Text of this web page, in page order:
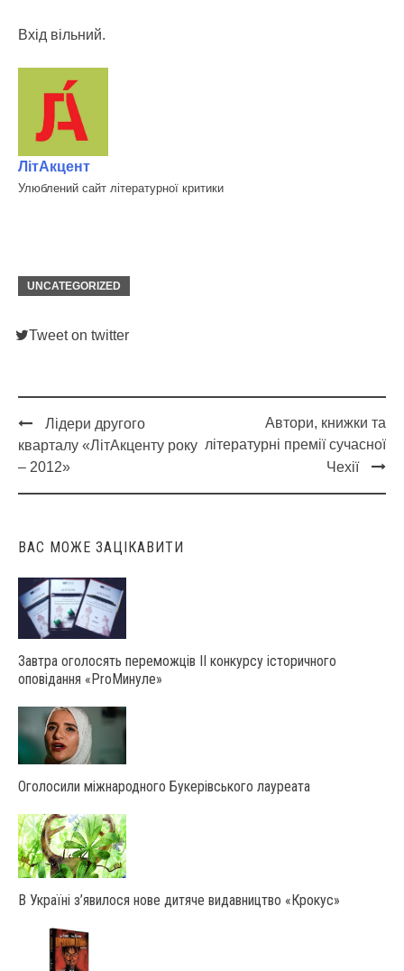
Вхід вільний.
ЛітАкцент
Улюблений сайт літературної критики
UNCATEGORIZED
Tweet on twitter
Post
navigation
Лідери другого
кварталу «ЛітАкценту року
– 2012»
Автори, книжки та
літературні премії сучасної
Чехії
ВАС МОЖЕ ЗАЦІКАВИТИ
Завтра оголосять переможців ІІ конкурсу історичного
оповідання «ProМинуле»
Оголосили міжнародного Букерівського лауреата
В Україні з’явилося нове дитяче видавництво «Крокус»